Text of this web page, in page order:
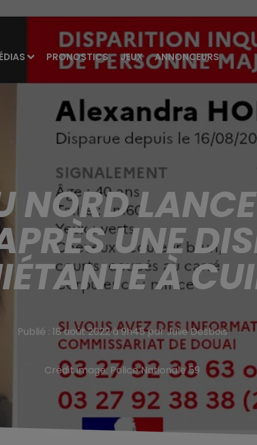
PRONOSTICS JEUX ANNONCEURS
NORD
UNE
À
Publié : 18 août 2022 à 9h45 par Julie Desbois
Crédit image: Police Nationale 59